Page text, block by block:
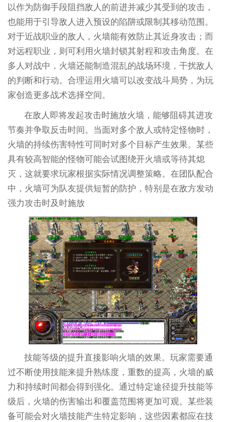
以作为防御手段阻挡敌人的前进并减少其受到的攻击，
也能用于引导敌人进入预设的陷阱或限制其移动范围。
对于近战职业的敌人，火墙能有效防止其近身攻击；而
对远程职业，则可利用火墙封锁其射程和攻击角度。在
多人对战中，火墙还能制造混乱的战场环境，干扰敌人
的判断和行动。合理运用火墙可以改变战斗局势，为玩
家创造更多战术选择空间。
在敌人即将发起攻击时施放火墙，能够阻碍其进攻
节奏并争取反击时间。当面对多个敌人或特定怪物时，
火墙的持续伤害特性可同时对多个目标产生效果。某些
具有较高智能的怪物可能会试图绕开火墙或等待其熄
灭，这就要求玩家根据实际情况调整策略。在团队配合
中，火墙可为队友提供短暂的防护，特别是在敌方发动
强力攻击时及时施放
技能等级的提升直接影响火墙的效果。玩家需要通
过不断使用技能来提升熟练度，重数的提高，火墙的威
力和持续时间都会得到强化。通过特定途径提升技能等
级后，火墙的伤害输出和覆盖范围将更加可观。某些装
备可能会对火墙技能产生特定影响，这些因素都应在技